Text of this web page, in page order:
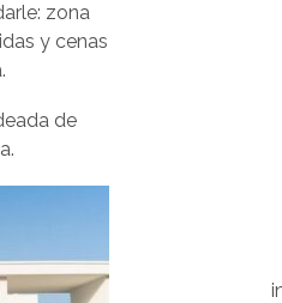
zona
y cenas
de